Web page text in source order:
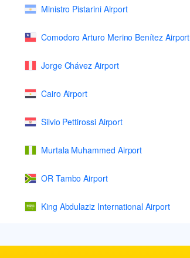
Ministro Pistarini Airport
Comodoro Arturo Merino Benítez Airport
Jorge Chávez Airport
Cairo Airport
Silvio Pettirossi Airport
Murtala Muhammed Airport
OR Tambo Airport
King Abdulaziz International Airport